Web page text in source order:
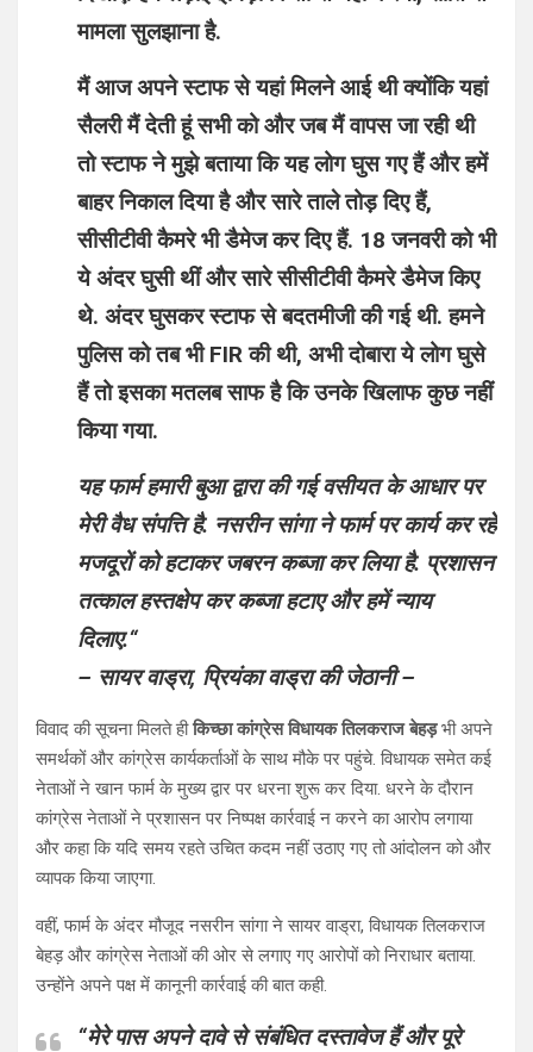
मामला सुलझाना है.
मैं आज अपने स्टाफ से यहां मिलने आई थी क्योंकि यहां
सैलरी मैं देती हूं सभी को और जब मैं वापस जा रही थी
तो स्टाफ ने मुझे बताया कि यह लोग घुस गए हैं और हमें
बाहर निकाल दिया है और सारे ताले तोड़ दिए हैं,
सीसीटीवी कैमरे भी डैमेज कर दिए हैं. 18 जनवरी को भी
ये अंदर घुसी थीं और सारे सीसीटीवी कैमरे डैमेज किए
थे. अंदर घुसकर स्टाफ से बदतमीजी की गई थी. हमने
पुलिस को तब भी FIR की थी, अभी दोबारा ये लोग घुसे
हैं तो इसका मतलब साफ है कि उनके खिलाफ कुछ नहीं
किया गया.
यह फार्म हमारी बुआ द्वारा की गई वसीयत के आधार पर
मेरी वैध संपत्ति है. नसरीन सांगा ने फार्म पर कार्य कर रहे
मजदूरों को हटाकर जबरन कब्जा कर लिया है. प्रशासन
तत्काल हस्तक्षेप कर कब्जा हटाए और हमें न्याय
दिलाए.“
– सायर वाड्रा, प्रियंका वाड्रा की जेठानी –
विवाद की सूचना मिलते हीकिच्छा कांग्रेस विधायक तिलकराज बेहड़भी अपने
समर्थकों और कांग्रेस कार्यकर्ताओं के साथ मौके पर पहुंचे. विधायक समेत कई
नेताओं ने खान फार्म के मुख्य द्वार पर धरना शुरू कर दिया. धरने के दौरान
कांग्रेस नेताओं ने प्रशासन पर निष्पक्ष कार्रवाई न करने का आरोप लगाया
और कहा कि यदि समय रहते उचित कदम नहीं उठाए गए तो आंदोलन को और
व्यापक किया जाएगा.
वहीं, फार्म के अंदर मौजूद नसरीन सांगा ने सायर वाड्रा, विधायक तिलकराज
बेहड़ और कांग्रेस नेताओं की ओर से लगाए गए आरोपों को निराधार बताया.
उन्होंने अपने पक्ष में कानूनी कार्रवाई की बात कही.
“मेरे पास अपने दावे से संबंधित दस्तावेज हैं और पूरे